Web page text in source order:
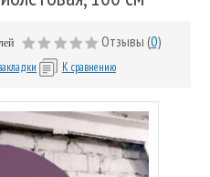
Отзывы (0)
К сравнению